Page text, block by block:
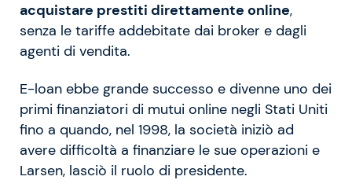
acquistare prestiti direttamente online,
senza le tariffe addebitate dai broker e dagli
agenti di vendita.
E-loan ebbe grande successo e divenne uno dei
primi finanziatori di mutui online negli Stati Uniti
fino a quando, nel 1998, la società iniziò ad
avere difficoltà a finanziare le sue operazioni e
Larsen, lasciò il ruolo di presidente.